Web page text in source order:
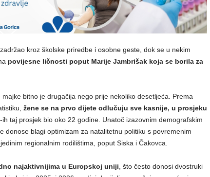
kroz školske priredbe i osobne geste, dok se u nekim
povijesne ličnosti poput Marije Jambrišak koja se borila za
bitno je drugačija nego prije nekoliko desetljeća. Prema
žene se na prvo dijete odlučuju sve kasnije, u prosjeku
ih taj prosjek bio oko 22 godine. Unatoč izazovnim demografskim
donose blagi optimizam za natalitetnu politiku s povremenim
regionalnim rodilištima, poput Siska i Čakovca.
najaktivnijima u Europskoj uniji , što često donosi dvostruki